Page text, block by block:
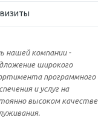
нашей компании -
широкого
программного
и услуг на
высоком качестве